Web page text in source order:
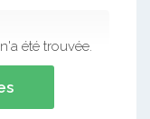
été trouvée.